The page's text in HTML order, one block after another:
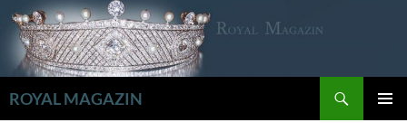
Zum
Inhalt
springen
ROYAL MAGAZIN